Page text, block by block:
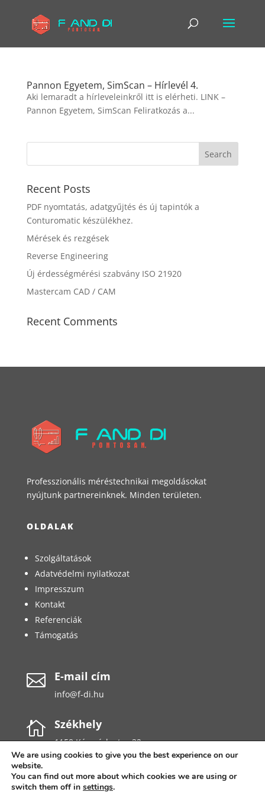
Pannon Egyetem, SimScan – Hírlevél 4.
Aki lemaradt a hírleveleinkről itt is elérheti. LINK –
Pannon Egyetem, SimScan Feliratkozás a...
Recent Posts
PDF nyomtatás, adatgyűjtés és új tapintók a
Conturomatic készülékhez.
Mérések és rezgések
Reverse Engineering
Új érdességmérési szabvány ISO 21920
Mastercam CAD / CAM
Recent Comments
Professzionális méréstechnikai megoldásokat
nyújtunk partnereinknek. Minden területen.
OLDALAK
Szolgáltatások
Adatvédelmi nyilatkozat
Impresszum
Kontakt
Referenciák
Támogatás
 E-mail cím
info@f-di.hu
 Székhely
1158 Késmárk utca 32.
We are using cookies to give you the best experience on our
website.
You can find out more about which cookies we are using or
switch them off in settings.